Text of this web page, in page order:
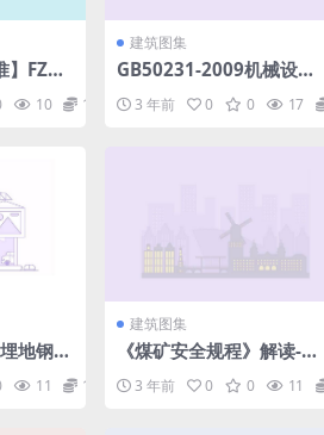
】FZT9
10 1.98
建筑图集
GB50231-2009机械设备
规范.pdf
3 年前 0 0 17
地钢塑
11 1.98
建筑图集
《煤矿安全规程》解读-20
16年版_图文.pdf
3 年前 0 0 11